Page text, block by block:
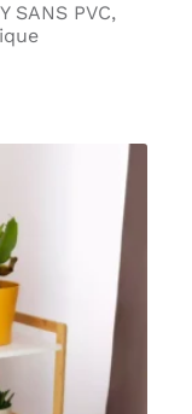
SANS PVC,